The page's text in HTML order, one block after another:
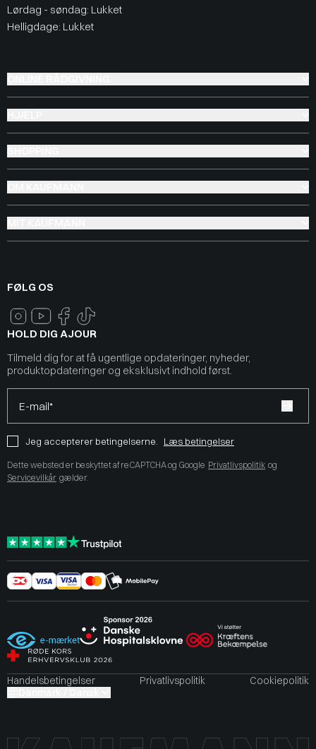
Lørdag - søndag: Lukket
Helligdage: Lukket
FØLG OS
HOLD DIG AJOUR
Tilmeld dig for at få ugentlige opdateringer, nyheder,
produktopdateringer og eksklusivt indhold først.
E-mail*
Jeg accepterer betingelserne. Læs betingelser
Dette websted er beskyttet af reCAPTCHA og Google Privatlivspolitik og
Servicevilkår gælder.
Handelsbetingelser Privatlivspolitik
Cookiepolitik